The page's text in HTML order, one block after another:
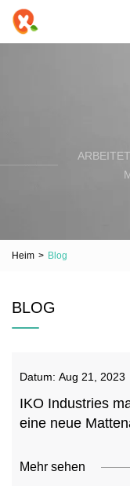
Heim > Blog
BLOG
Datum: Aug 21, 2023
IKO Industries
eine neue
Mehr sehen